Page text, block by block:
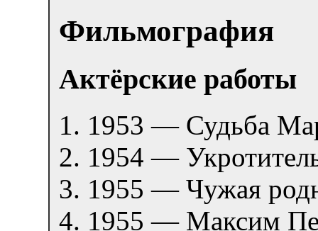
Фильмография
Актёрские работы
1953 — Судьба
1954 —
1955 — Чужая
1955 — Максим